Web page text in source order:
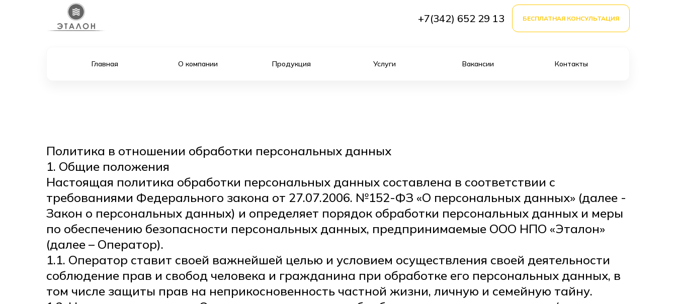
+7(342) 652 29 13 БЕСПЛАТНАЯ КОНСУЛЬТАЦИЯ
Главная О компании Продукция Услуги Вакансии Контакты
Политика в отношении обработки персональных данных
1. Общие положения
Настоящая политика обработки персональных данных составлена в соответствии с
требованиями Федерального закона от 27.07.2006. №152-ФЗ «О персональных данных» (далее -
Закон о персональных данных) и определяет порядок обработки персональных данных и меры
по обеспечению безопасности персональных данных, предпринимаемые ООО НПО «Эталон»
(далее – Оператор).
1.1. Оператор ставит своей важнейшей целью и условием осуществления своей деятельности
соблюдение прав и свобод человека и гражданина при обработке его персональных данных, в
том числе защиты прав на неприкосновенность частной жизни, личную и семейную тайну.